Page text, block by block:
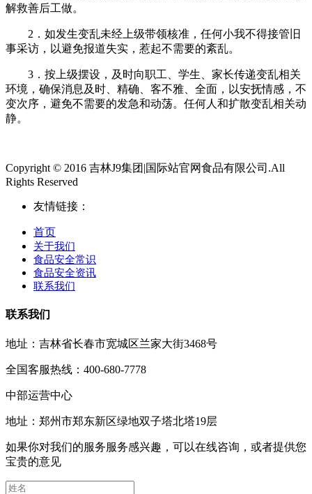
解救善后工做。
2．如发生变乱未经上级带领核准，任何小我不得接管旧
事采访，以避免报道失实，惹起不需要的紊乱。
3．按上级摆设，及时向职工、学生、家长传递变乱相关
环境，确保消息及时、精确、客不雅、全面，以安抚情感，不
变次序，避免不需要的发急和动荡。任何人和扩散变乱相关动
静。
Copyright © 2016 吉林J9集团|国际站官网食品有限公司.All
Rights Reserved
友情链接：
首页
关于我们
食品安全常识
食品安全资讯
联系我们
联系我们
地址：吉林省长春市宽城区兰家大街3468号
全国客服热线：400-680-7778
中部运营中心
地址：郑州市郑东新区绿地双子塔北塔19层
如果你对我们的服务服务感兴趣，可以在线咨询，或者提供您
宝贵的意见